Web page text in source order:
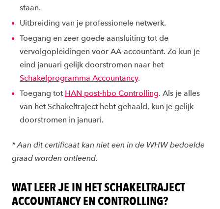
staan.
Uitbreiding van je professionele netwerk.
Toegang en zeer goede aansluiting tot de
vervolgopleidingen voor AA-accountant. Zo kun je
eind januari gelijk doorstromen naar het
Schakelprogramma Accountancy.
Toegang tot HAN post-hbo Controlling. Als je alles
van het Schakeltraject hebt gehaald, kun je gelijk
doorstromen in januari.
* Aan dit certificaat kan niet een in de WHW bedoelde
graad worden ontleend.
WAT LEER JE IN HET SCHAKELTRAJECT
ACCOUNTANCY EN CONTROLLING?